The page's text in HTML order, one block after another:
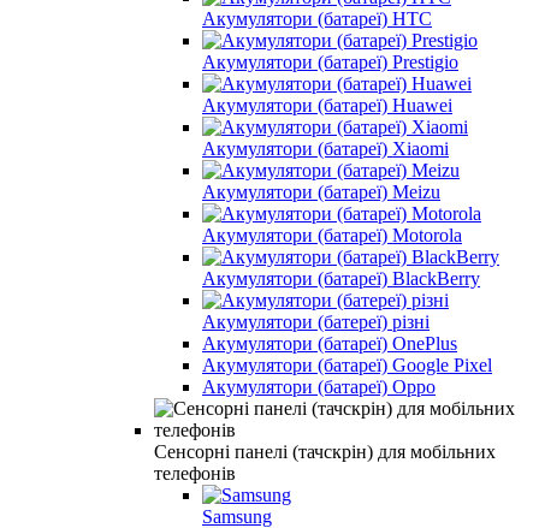
Акумулятори (батареї) HTC
Акумулятори (батареї) Prestigio
Акумулятори (батареї) Huawei
Акумулятори (батареї) Xiaomi
Акумулятори (батареї) Meizu
Акумулятори (батареї) Motorola
Акумулятори (батареї) BlackBerry
Акумулятори (батереї) різні
Акумулятори (батареї) OnePlus
Акумулятори (батареї) Google Pixel
Акумулятори (батареї) Oppo
Сенсорні панелі (тачскрін) для мобільних
телефонів
Samsung